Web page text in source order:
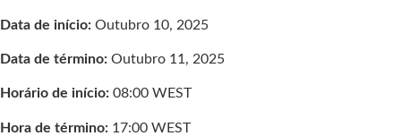
Data de início: Outubro 10, 2025
Data de término: Outubro 11, 2025
Horário de início: 08:00 WEST
Hora de término: 17:00 WEST